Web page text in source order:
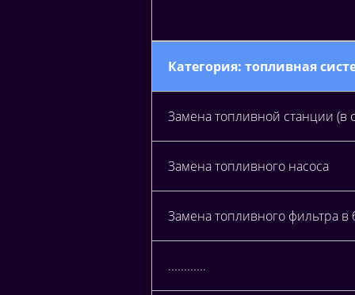
Категория: топливная
Замена топливной станции (в
Замена топливного насоса
Замена топливного фильтра в
............